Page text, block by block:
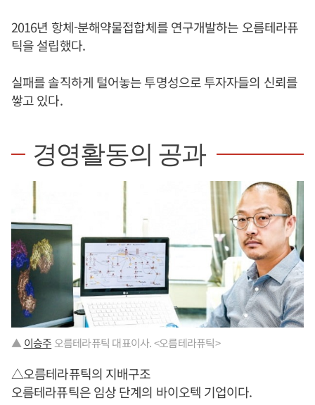
2016년 항체-분해약물접합체를 연구개발하는 오름테라퓨
틱을 설립했다.
실패를 솔직하게 털어놓는 투명성으로 투자자들의 신뢰를
쌓고 있다.
경영활동의 공과
▲ 이승주 오름테라퓨틱 대표이사. <오름테라퓨틱>
△오름테라퓨틱의 지배구조
오름테라퓨틱은 임상 단계의 바이오텍 기업이다.